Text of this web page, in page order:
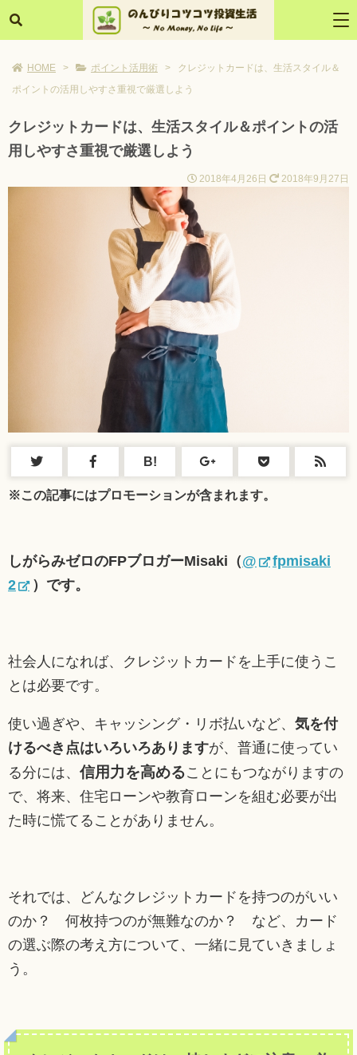
HOME > ポイント活用術 >
クレジットカードは、生活スタイル＆
ポイントの活用しやすさ重視で厳選しよう
クレジットカードは、生活スタイル＆ポイントの活
用しやすさ重視で厳選しよう
2018年4月26日 2018年9月27日
B!
※この記事にはプロモーションが含まれます。
しがらみゼロのFPブロガーMisaki（@
fpmisaki
2
）です。
社会人になれば、クレジットカードを上手に使うこ
とは必要です。
使い過ぎや、キャッシング・リボ払いなど、 気を付
けるべき点はいろいろありますが、普通に使ってい
る分には、 信用力を高めることにもつながりますの
で、将来、住宅ローンや教育ローンを組む必要が出
た時に慌てることがありません。
それでは、どんなクレジットカードを持つのがいい
のか？ 何枚持つのが無難なのか？ など、カード
の選ぶ際の考え方について、一緒に見ていきましょ
う。